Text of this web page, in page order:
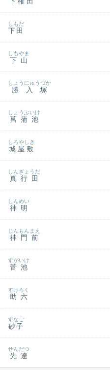
下田
しもだ
下山
しもやま
勝入塚
しょうにゅうづか
菖蒲池
しょうぶいけ
城屋敷
しろやしき
真行田
しんぎょうだ
神明
しんめい
神門前
じんもんまえ
菅池
すがいけ
助六
すけろく
砂子
すなご
先達
せんだつ